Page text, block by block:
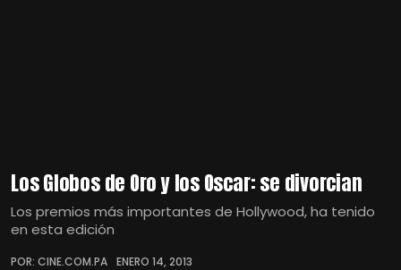
Los Globos de Oro y los Oscar: se divorcian
Los premios más importantes de Hollywood, ha tenido
en esta edición
POR: CINE.COM.PA ENERO 14, 2013